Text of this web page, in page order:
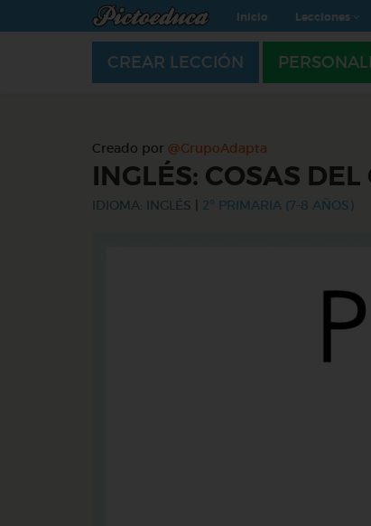
Inicio Lecciones
CREAR LECCIÓN
Creado por @GrupoAdapta
INGLÉS: COSAS DEL
IDIOMA: INGLÉS 2º PRIMARIA (7-8 AÑOS)